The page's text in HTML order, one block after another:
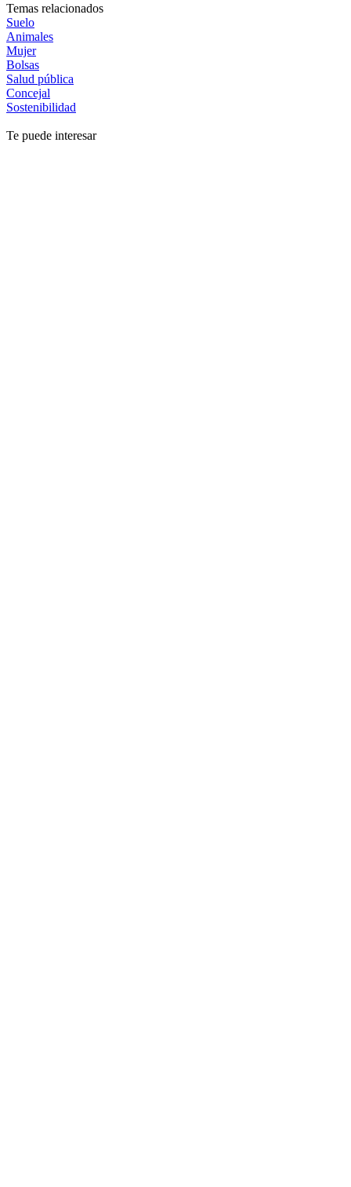
Temas relacionados
Suelo
Animales
Mujer
Bolsas
Salud pública
Concejal
Sostenibilidad
Te puede interesar